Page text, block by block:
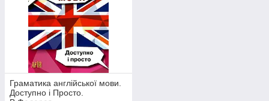
Граматика англійської мови.
Доступно і Просто.